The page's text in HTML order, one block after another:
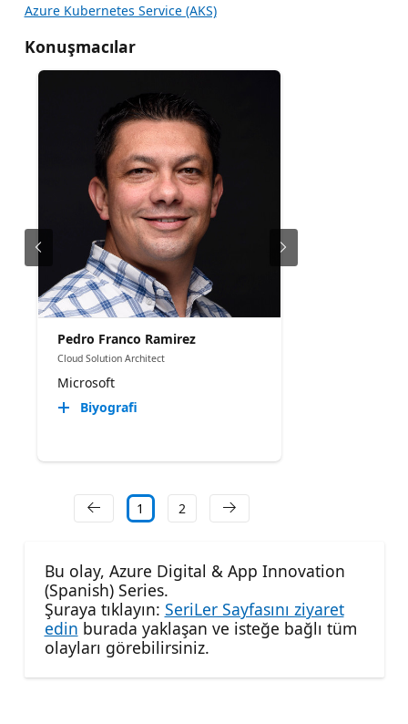
Azure Kubernetes Service (AKS)
Konuşmacılar
Pedro Franco Ramirez
Cloud Solution Architect
Microsoft
Biyografi
1 2
Bu olay, Azure Digital & App Innovation
(Spanish) Series.
Şuraya tıklayın: SeriLer Sayfasını ziyaret
edin burada yaklaşan ve isteğe bağlı tüm
olayları görebilirsiniz.